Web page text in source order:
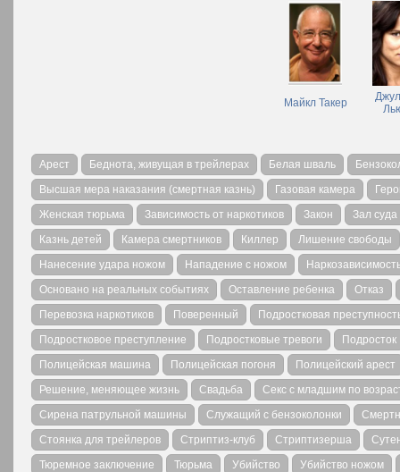
Майкл Такер
Арест Беднота, живущая в трейлерах Белая шваль
Высшая мера наказания (смертная казнь)
Газовая камера
Женская тюрьма
Зависимость от наркотиков Закон
Зал суда
Казнь детей
Камера смертников Киллер
Лишение свободы
Нанесение удара ножом
Нападение с ножом
Основано на реальных событиях
Оставление ребенка
Отказ
Перевозка наркотиков
Поверенный
Подростковая
Подростковое преступление
Подростковые тревоги
Подросток
Полицейская машина
Полицейская погоня
Полицейский арест
Решение, меняющее жизнь
Свадьба
Секс с младшим по
Сирена патрульной машины
Служащий с бензоколонки
Стоянка для трейлеров
Стриптиз-клуб Стриптизерша
Тюремное заключение
Тюрьма Убийство
Убийство ножом